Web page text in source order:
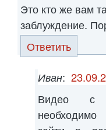
Это кто же вам
заблуждение.
Ответить
Иван:
Видео с